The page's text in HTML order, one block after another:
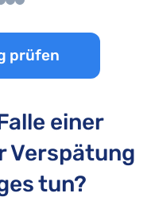
prüfen
einer
Verspätung
tun?